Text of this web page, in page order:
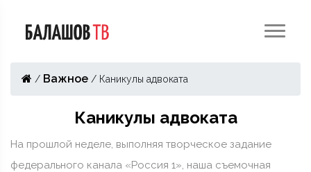
/ Важное / Каникулы адвоката
Каникулы адвоката
На прошлой неделе, выполняя творческое задание
федерального канала «Россия 1», наша съемочная